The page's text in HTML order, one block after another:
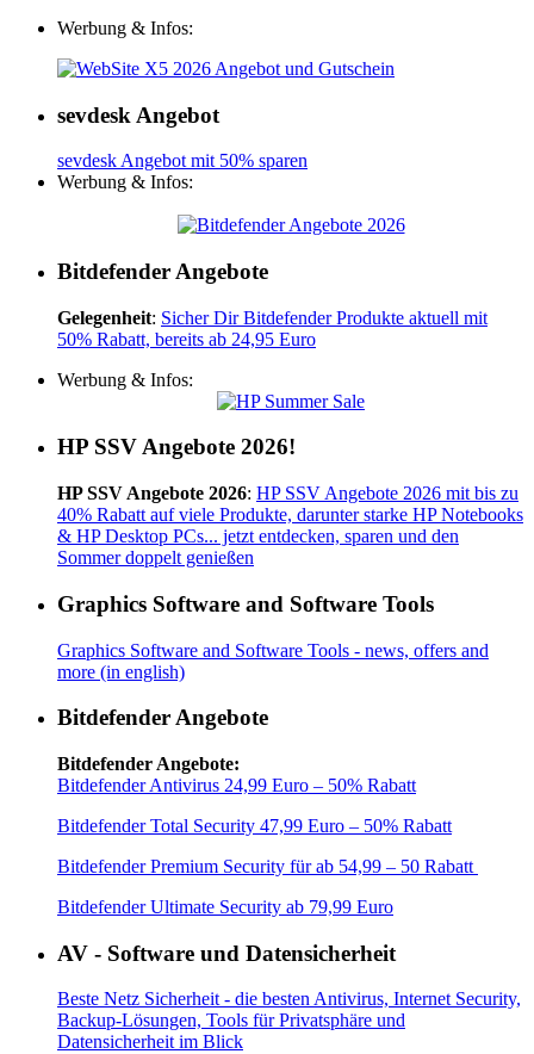
Werbung & Infos:
sevdesk Angebot
sevdesk Angebot mit 50% sparen
Werbung & Infos:
Bitdefender Angebote
Gelegenheit: Sicher Dir Bitdefender Produkte aktuell mit
50% Rabatt, bereits ab 24,95 Euro
Werbung & Infos:
HP SSV Angebote 2026!
HP SSV Angebote 2026: HP SSV Angebote 2026 mit bis zu
40% Rabatt auf viele Produkte, darunter starke HP Notebooks
& HP Desktop PCs... jetzt entdecken, sparen und den
Sommer doppelt genießen
Graphics Software and Software Tools
Graphics Software and Software Tools - news, offers and
more (in english)
Bitdefender Angebote
Bitdefender Angebote:
Bitdefender Antivirus 24,99 Euro – 50% Rabatt
Bitdefender Total Security 47,99 Euro – 50% Rabatt
Bitdefender Premium Security für ab 54,99 – 50 Rabatt
Bitdefender Ultimate Security ab 79,99 Euro
AV - Software und Datensicherheit
Beste Netz Sicherheit - die besten Antivirus, Internet Security,
Backup-Lösungen, Tools für Privatsphäre und
Datensicherheit im Blick